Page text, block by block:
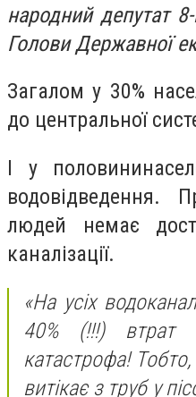
народний депутат
Голови Державної
Загалом у 30%
до центральної
І у
людей немає
каналізації.
«На усіх
40% (!!!) втрат
катастрофа!
витікає з труб у